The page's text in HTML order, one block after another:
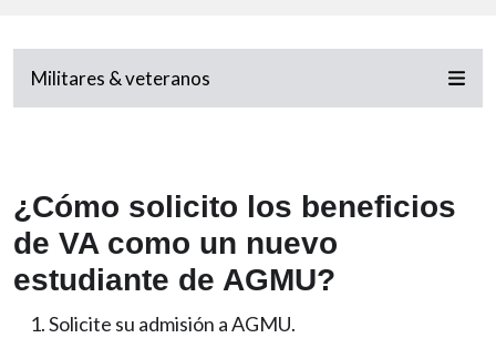
Militares & veteranos
¿Cómo solicito los beneficios
de VA como un nuevo
estudiante de AGMU?
Solicite su admisión a AGMU.